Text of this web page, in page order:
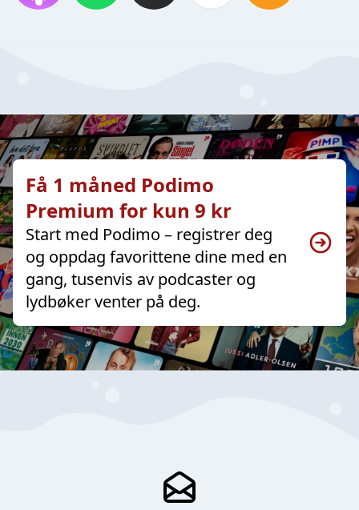
Få 1 måned Podimo
Premium for kun 9 kr
Start med Podimo – registrer deg
og oppdag favorittene dine med en
gang, tusenvis av podcaster og
lydbøker venter på deg.